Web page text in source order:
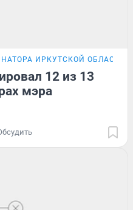
ИРКУТСКОЙ ОБЛАСТИ
12 из 13
мэра